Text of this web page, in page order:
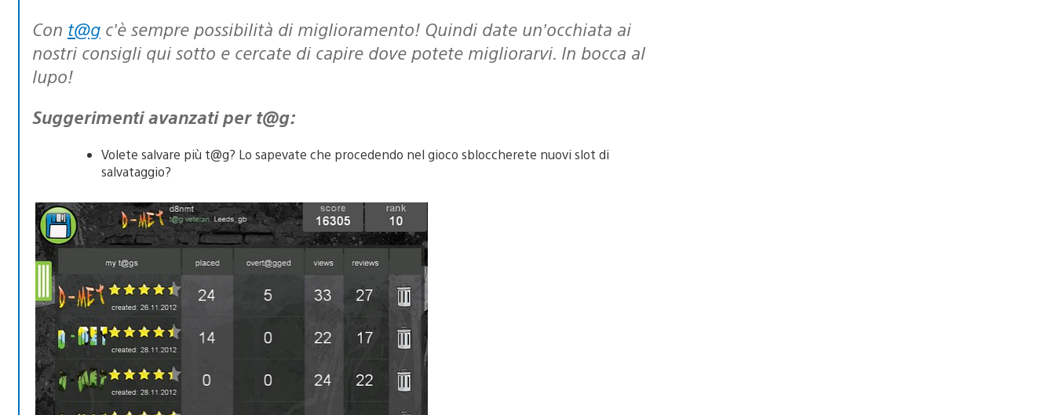
Con t@g c’è sempre possibilità di miglioramento! Quindi date un’occhiata ai
nostri consigli qui sotto e cercate di capire dove potete migliorarvi. In bocca al
lupo!
Suggerimenti avanzati per t@g:
Volete salvare più t@g? Lo sapevate che procedendo nel gioco sbloccherete nuovi slot di
salvataggio?